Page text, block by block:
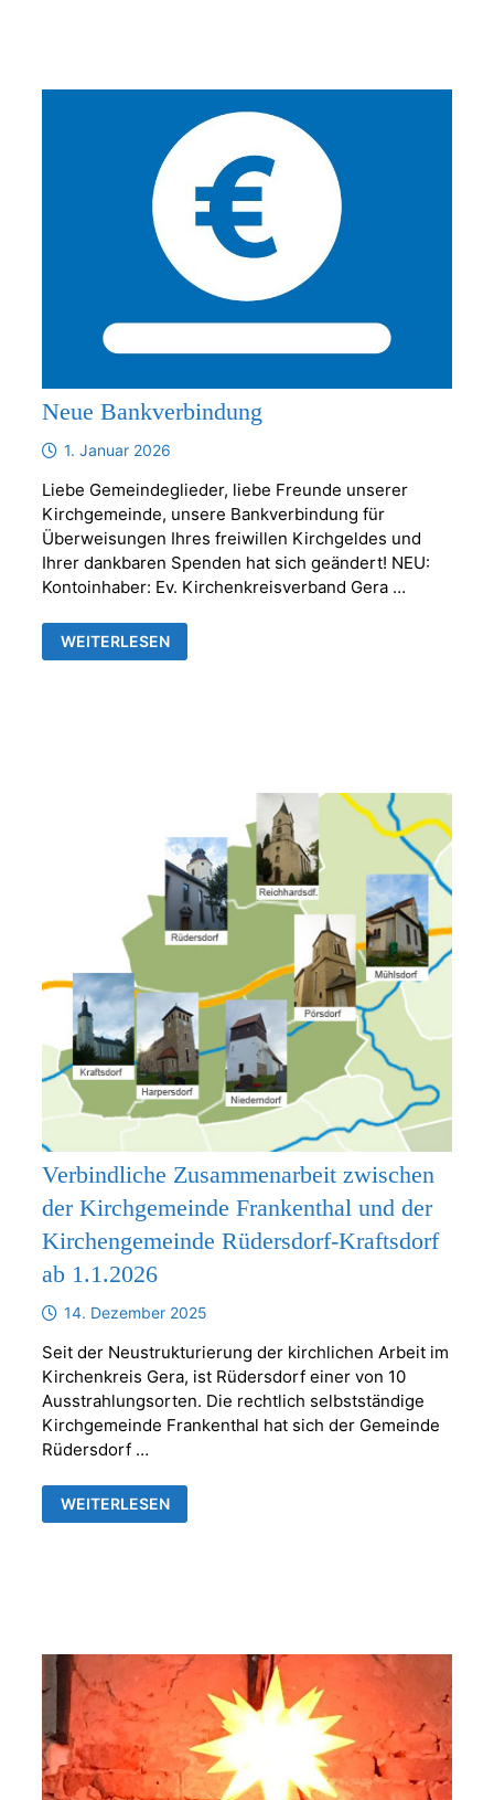
Neue Bankverbindung
1. Januar 2026
Liebe Gemeindeglieder, liebe Freunde unserer
Kirchgemeinde, unsere Bankverbindung für
Überweisungen Ihres freiwillen Kirchgeldes und
Ihrer dankbaren Spenden hat sich geändert! NEU:
Kontoinhaber: Ev. Kirchenkreisverband Gera …
NEUE
BANKVERBINDUNG
WEITERLESEN
Verbindliche Zusammenarbeit zwischen
der Kirchgemeinde Frankenthal und der
Kirchengemeinde Rüdersdorf-Kraftsdorf
ab 1.1.2026
14. Dezember 2025
Seit der Neustrukturierung der kirchlichen Arbeit im
Kirchenkreis Gera, ist Rüdersdorf einer von 10
Ausstrahlungsorten. Die rechtlich selbstständige
Kirchgemeinde Frankenthal hat sich der Gemeinde
Rüdersdorf …
VERBINDLICHE
ZUSAMMENARBEIT
ZWISCHEN
KRAFTSDORF
AB
1.1.2026
WEITERLESEN